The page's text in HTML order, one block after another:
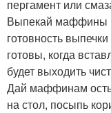
пергамент или
Выпекай маффины
готовность
готовы, когда
будет выходить
Дай маффинам
на стол, посыпь